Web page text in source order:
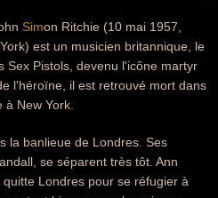
Simon Ritchie (10 mai 1957,
est un musicien britannique, le
Sex Pistols, devenu l'icône martyr
l'héroïne, il est retrouvé mort dans
New York.
la banlieue de Londres. Ses
se séparent très tôt. Ann
Londres pour se réfugier à